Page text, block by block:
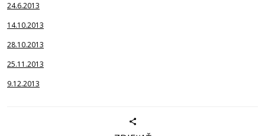
24.6.2013
14.10.2013
28.10.2013
25.11.2013
9.12.2013